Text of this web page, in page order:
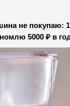
не покупаю:
5000 ₽ в